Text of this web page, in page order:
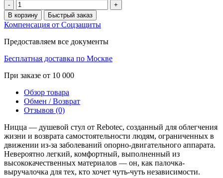
-
+
В корзину
Быстрый заказ
Компенсация от Соцзащиты
Предоставляем все документы
Бесплатная доставка по Москве
При заказе от 10 000
Обзор товара
Обмен / Возврат
Отзывов (0)
Ницца — душевой стул от Rebotec, созданный для облегчения
жизни и возврата самостоятельности людям, ограниченных в
движении из-за заболеваний опорно-двигательного аппарата.
Невероятно легкий, комфортный, выполненный из
высококачественных материалов — он, как палочка-
выручалочка для тех, кто хочет чуть-чуть независимости.